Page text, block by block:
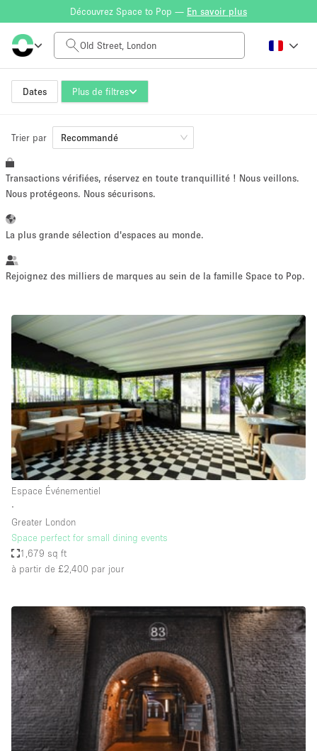
Découvrez Space to Pop — En savoir plus
Dates Plus de filtres
Tarif à la journée
£0
Taille de l'espace
~ 13 personnes
Vente au
Showroom Événement Art Alimentation
Séance de
photo
Conférence Réunion Bureaux
Local
Commercial
Partagé
Type de l'espace
Atelier
Autre
Boutique / Magasin
Boutique en Partage
Bureaux
Camion / Fourgon
Commerce
Container
Trier par Recommandé
Transactions vérifiées, réservez en toute tranquillité ! Nous veillons.
Nous protégeons. Nous sécurisons.
La plus grande sélection d'espaces au monde.
Rejoignez des milliers de marques au sein de la famille Space to Pop.
Espace Événementiel
∙
Greater London
Space perfect for small dining events
1,679 sq ft
à partir de £2,400 par jour